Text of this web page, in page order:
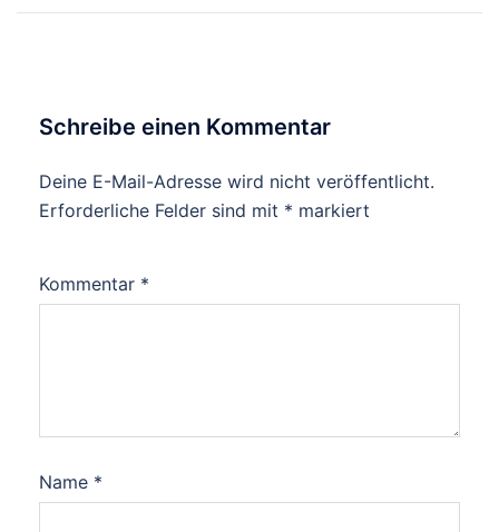
Schreibe einen Kommentar
Deine E-Mail-Adresse wird nicht veröffentlicht.
Erforderliche Felder sind mit * markiert
Kommentar *
Name *